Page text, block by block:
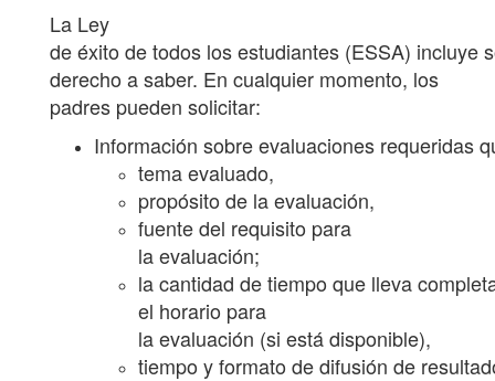
La Ley
de éxito de todos los estudiantes (ESSA) incluye
derecho a saber. En cualquier momento, los
padres pueden solicitar:
Información sobre evaluaciones requeridas
tema evaluado,
propósito de la evaluación,
fuente del requisito para
la evaluación;
la cantidad de tiempo que lleva
el horario para
la evaluación (si está disponible),
tiempo y formato de difusión de